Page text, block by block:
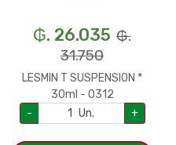
₲. 26.035 ₲.
31.750
LESMIN T SUSPENSION *
30ml - 0312
-
Un. +